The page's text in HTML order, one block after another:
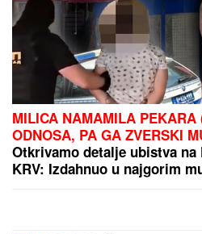
MILICA NAMAMILA PEKARA
ODNOSA, PA GA ZVERSKI
Otkrivamo detalje ubistva
KRV: Izdahnuo u najgorim